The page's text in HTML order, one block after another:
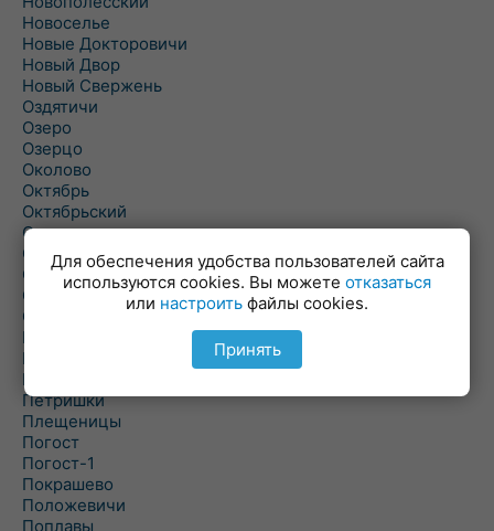
Новоселье
Новые Докторовичи
Новый Двор
Новый Свержень
Оздятичи
Озеро
Озерцо
Околово
Октябрь
Октябрьский
Олехновичи
Омговичи
Оношки
Осовец
Острошицкий Городок
Пасека
Пастовичи
Першаи
Петришки
Плещеницы
Погост
Погост-1
Покрашево
Положевичи
Поплавы
Для обеспечения удобства пользователей сайта
используются cookies. Вы можете отказаться
или настроить файлы cookies.
Принять